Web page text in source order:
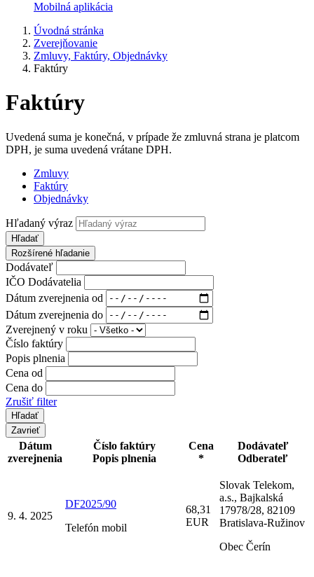
Mobilná aplikácia
Úvodná stránka
Zverejňovanie
Zmluvy, Faktúry, Objednávky
Faktúry
Faktúry
Uvedená suma je konečná, v prípade že zmluvná strana je platcom
DPH, je suma uvedená vrátane DPH.
Zmluvy
Faktúry
Objednávky
Hľadaný výraz
Hľadať
Rozšírené hľadanie
Dodávateľ
IČO Dodávatelia
Dátum zverejnenia od
Dátum zverejnenia do
Zverejnený v roku
Číslo faktúry
Popis plnenia
Cena od
Cena do
Zrušiť filter
Zavrieť
Dátum
zverejnenia
Číslo faktúry
Popis plnenia
Cena
*
Dodávateľ
Odberateľ
9. 4. 2025
DF2025/90
Telefón mobil
68,31
EUR
Slovak Telekom,
a.s., Bajkalská
17978/28, 82109
Bratislava-Ružinov
Obec Čerín